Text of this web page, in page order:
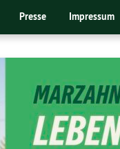
Presse Impressum